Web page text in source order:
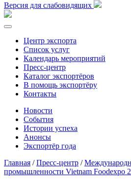
Версия для слабовидящих
Центр экспорта
Список услуг
Календарь мероприятий
Пресс-центр
Каталог экспортёров
В помощь экспортёру
Контакты
Новости
События
Истории успеха
Анонсы
Экспортёр года
Главная /Пресс-центр /
промышленности Vietnam Foodexpo